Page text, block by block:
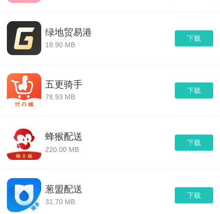
下载
绿地贸易港
18.90 MB
下载
五更骑手
78.93 MB
下载
蜂猴配送
220.00 MB
下载
葱盟配送
31.70 MB